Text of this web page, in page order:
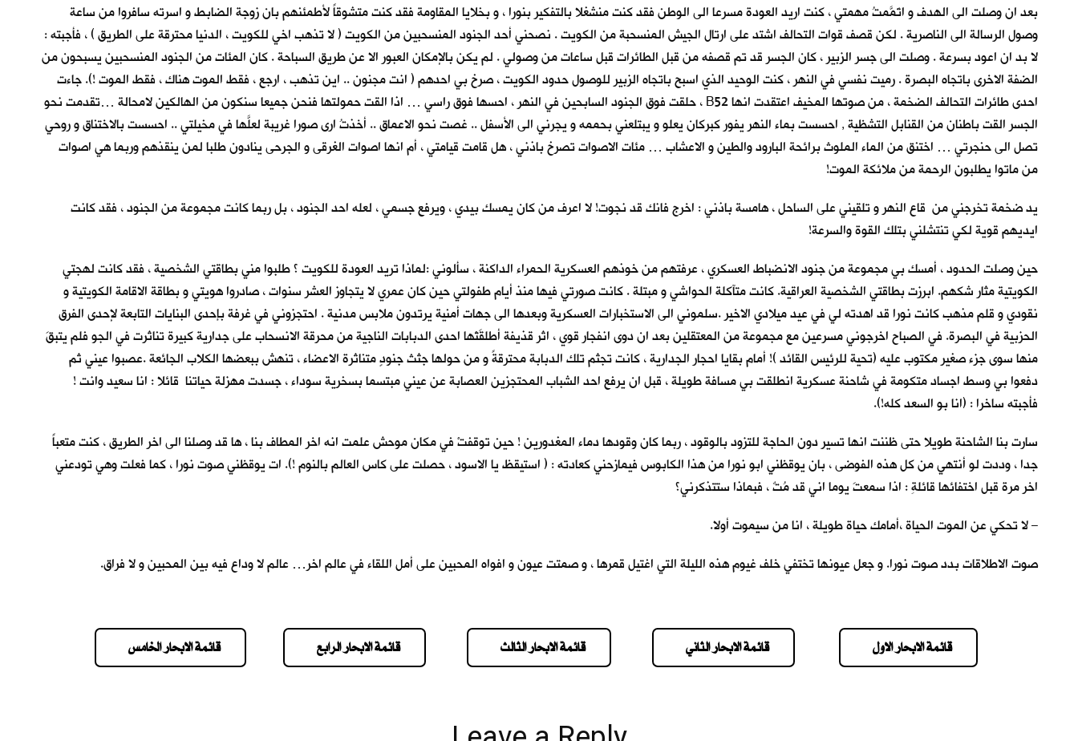
بعد ان وصلت الى الهدف و اتَمَّمتُ مهمتي ، كنت اريد العودة مسرعا الى الوطن فقد كنت منشغلا بالتفكير بنورا ، و بخلايا المقاومة فقد كنت متشوقاً لأطمئنهم بان زوجة الضابط و اسرته سافروا من ساعة
وصول الرسالة الى الناصرية . لكن قصف قوات التحالف اشتد على ارتال الجيش المنسحبة من الكويت . نصحني أحد الجنود المنسحبين من الكويت ( لا تذهب اخي للكويت ، الدنيا محترقة على الطريق ) ، فأجبته :
لا بد ان اعود بسرعة . وصلت الى جسر الزبير ، كان الجسر قد تم قصفه من قبل الطائرات قبل ساعات من وصولي . لم يكن بالإمكان العبور الا عن طريق السباحة . كان المئات من الجنود المنسحبين يسبحون من
الضفة الاخرى باتجاه البصرة . رميت نفسي في النهر ، كنت الوحيد الذي اسبح باتجاه الزبير للوصول حدود الكويت ، صرخ بي احدهم ( انت مجنون .. اين تذهب ، ارجع ، فقط الموت هناك ، فقط الموت !). جاءت
احدى طائرات التحالف الضخمة ، من صوتها المخيف اعتقدت انها B52 ، حلقت فوق الجنود السابحين في النهر ، احسها فوق راسي … اذا القت حمولتها فنحن جميعا سنكون من الهالكين لامحالة …تقدمت نحو
الجسر القت باطنان من القنابل التشظية , احسست بماء النهر يفور كبركان يعلو و يبتلعني بحممه و يجرني الى الأسفل .. غصت نحو الاعماق .. أخذتُ ارى صورا غريبة لعلَّها في مخيلتي .. احسست بالاختناق و روحي
تصل الى حنجرتي … اختنق من الماء الملوث برائحة البارود والطين و الاعشاب … مئات الاصوات تصرخ باذني ، هل قامت قيامتي ، أم انها اصوات الغرقى و الجرحى ينادون طلبا لمن ينقذهم وربما هي اصوات
من ماتوا يطلبون الرحمة من ملائكة الموت!
يد ضخمة تخرجني من قاع النهر و تلقيني على الساحل ، هامسة باذني : اخرج فانك قد نجوت! لا اعرف من كان يمسك بيدي ، ويرفع جسمي ، لعله احد الجنود ، بل ربما كانت مجموعة من الجنود ، فقد كانت
ايديهم قوية لكي تنتشلني بتلك القوة والسرعة!
حين وصلت الحدود ، أمسك بي مجموعة من جنود الانضباط العسكري ، عرفتهم من خوذهم العسكرية الحمراء الداكنة ، سألوني :لماذا تريد العودة للكويت ؟ طلبوا مني بطاقتي الشخصية ، فقد كانت لهجتي
الكويتية مثار شكهم. ابرزت بطاقتي الشخصية العراقية. كانت متآكلة الحواشي و مبتلة . كانت صورتي فيها منذ أيام طفولتي حين كان عمري لا يتجاوز العشر سنوات ، صادروا هويتي و بطاقة الاقامة الكويتية و
نقودي و قلم مذهب كانت نورا قد اهدته لي في عيد ميلادي الاخير .سلموني الى الاستخبارات العسكرية وبعدها الى جهات أمنية يرتدون ملابس مدنية . احتجزوني في غرفة بإحدى البنايات التابعة لإحدى الفرق
الحزبية في البصرة. في الصباح اخرجوني مسرعين مع مجموعة من المعتقلين بعد ان دوى انفجار قوي ، اثر قذيفة أطلقَتْها احدى الدبابات الناجية من محرقة الانسحاب على جدارية كبيرة تناثرت في الجو فلم يتبقَ
منها سوى جزء صغير مكتوب عليه (تحية للرئيس القائد )! أمام بقايا احجار الجدارية ، كانت تجثم تلك الدبابة محترقةً و من حولها جثث جنودٍ متناثرة الاعضاء ، تنهش ببعضها الكلاب الجائعة .عصبوا عيني ثم
دفعوا بي وسط اجساد متكومة في شاحنة عسكرية انطلقت بي مسافة طويلة ، قبل ان يرفع احد الشباب المحتجزين العصابة عن عيني مبتسما بسخرية سوداء ، جسدت مهزلة حياتنا قائلا : انا سعيد وانت !
فأجبته ساخرا : (انا بو السعد كله!).
سارت بنا الشاحنة طويلا حتى ظننت انها تسير دون الحاجة للتزود بالوقود ، ربما كان وقودها دماء المغدورين ! حين توقفتْ في مكان موحش علمت انه اخر المطاف بنا ، ها قد وصلنا الى اخر الطريق ، كنت متعباً
جدا ، وددت لو أنتهي من كل هذه الفوضى ، بان يوقظني ابو نورا من هذا الكابوس فيمازحني كعادته : ( استيقظ يا الاسود ، حصلت على كاس العالم بالنوم !). ات يوقظني صوت نورا ، كما فعلت وهي تودعني
اخر مرة قبل اختفائها قائلةِ : اذا سمعتَ يوما اني قد مُتٌ ، فبماذا ستتذكرني؟
– لا تحكي عن الموت الحياة ،أمامك حياة طويلة ، انا من سيموت أولا.
صوت الاطلاقات بدد صوت نورا. و جعل عيونها تختفي خلف غيوم هذه الليلة التي اغتيل قمرها ، و صمتت عيون و افواه المحبين على أمل اللقاء في عالم اخر… عالم لا وداع فيه بين المحبين و لا فراق.
قائمة الابحار الخامس قائمة الابحار الرابع قائمة الابحار الثالث قائمة الابحار الثاني قائمة الابحار الاول